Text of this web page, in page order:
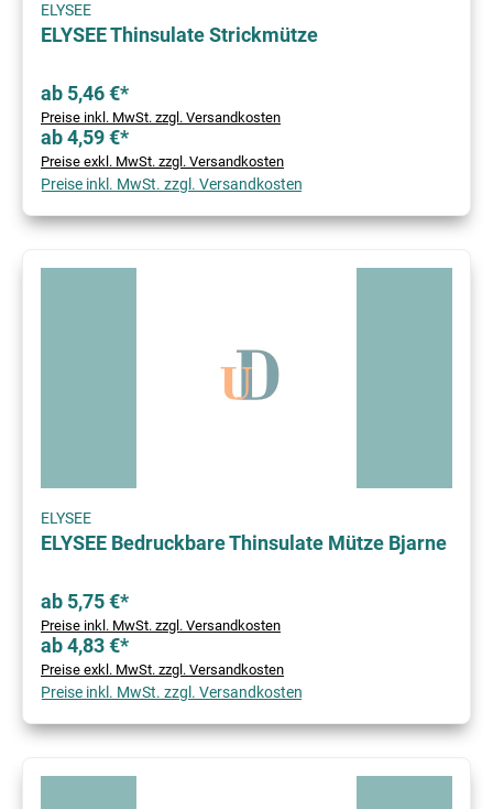
ELYSEE
ELYSEE Thinsulate Strickmütze
ab 5,46 €*
Preise inkl. MwSt. zzgl. Versandkosten
ab 4,59 €*
Preise exkl. MwSt. zzgl. Versandkosten
Preise inkl. MwSt. zzgl. Versandkosten
ELYSEE
ELYSEE Bedruckbare Thinsulate Mütze Bjarne
ab 5,75 €*
Preise inkl. MwSt. zzgl. Versandkosten
ab 4,83 €*
Preise exkl. MwSt. zzgl. Versandkosten
Preise inkl. MwSt. zzgl. Versandkosten